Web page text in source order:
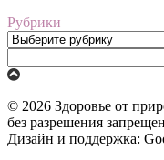
Рубрики
Рубрики
© 2026 Здоровье от
без разрешения
Дизайн и поддержка: